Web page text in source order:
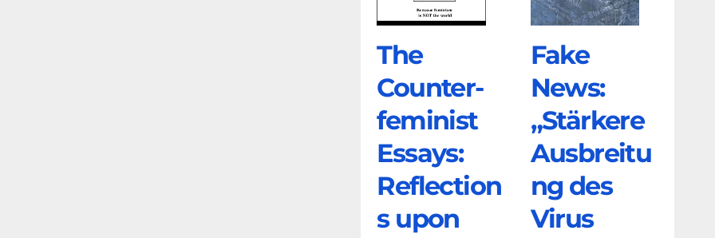
The
Counter­
feminist
Essays:
Reflection
s upon
Fake
News:
„Stärkere
Ausbreitu
ng des
Virus